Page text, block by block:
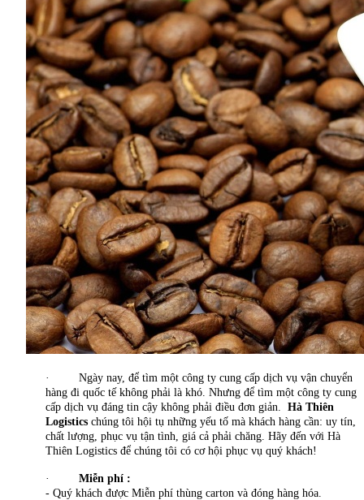
· Ngày nay, để tìm một công ty cung cấp dịch vụ vận chuyển
hàng đi quốc tế không phải là khó. Nhưng để tìm một công ty cung
cấp dịch vụ đáng tin cậy không phải điều đơn giản. Hà Thiên
Logistics chúng tôi hội tụ những yếu tố mà khách hàng cần: uy tín,
chất lượng, phục vụ tận tình, giá cả phải chăng. Hãy đến với Hà
Thiên Logistics để chúng tôi có cơ hội phục vụ quý khách!
·
Miễn phí :
- Quý khách được Miễn phí thùng carton và đóng hàng hóa.